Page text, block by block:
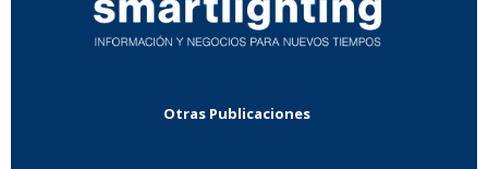
Otras Publicaciones